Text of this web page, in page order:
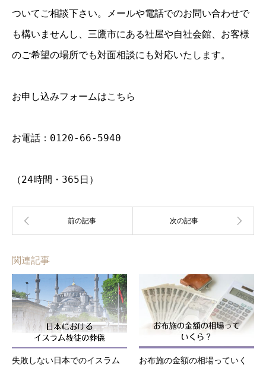
ついてご相談下さい。メールや電話でのお問い合わせで
も構いませんし、三鷹市にある社屋や自社会館、お客様
のご希望の場所でも対面相談にも対応いたします。
お申し込みフォームはこちら
お電話：0120-66-5940
（24時間・365日）
関連記事
失敗しない日本でのイスラム
お布施の金額の相場っていく